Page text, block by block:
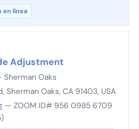
en línea
Adjustment
Sherman Oaks
Sherman Oaks, CA 91403, USA
— ZOOM ID# 956 0985 6709